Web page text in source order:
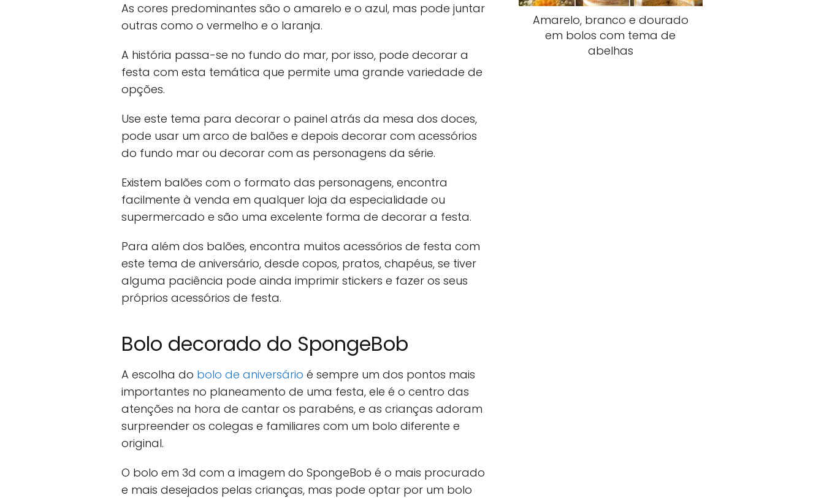
As cores predominantes são o amarelo e o azul, mas pode juntar
outras como o vermelho e o laranja.
A história passa-se no fundo do mar, por isso, pode decorar a
festa com esta temática que permite uma grande variedade de
opções.
Use este tema para decorar o painel atrás da mesa dos doces,
pode usar um arco de balões e depois decorar com acessórios
do fundo mar ou decorar com as personagens da série.
Existem balões com o formato das personagens, encontra
facilmente à venda em qualquer loja da especialidade ou
supermercado e são uma excelente forma de decorar a festa.
Para além dos balões, encontra muitos acessórios de festa com
este tema de aniversário, desde copos, pratos, chapéus, se tiver
alguma paciência pode ainda imprimir stickers e fazer os seus
próprios acessórios de festa.
Bolo decorado do SpongeBob
A escolha do bolo de aniversário é sempre um dos pontos mais
importantes no planeamento de uma festa, ele é o centro das
atenções na hora de cantar os parabéns, e as crianças adoram
surpreender os colegas e familiares com um bolo diferente e
original.
O bolo em 3d com a imagem do SpongeBob é o mais procurado
e mais desejados pelas crianças, mas pode optar por um bolo
Amarelo, branco e dourado
em bolos com tema de
abelhas